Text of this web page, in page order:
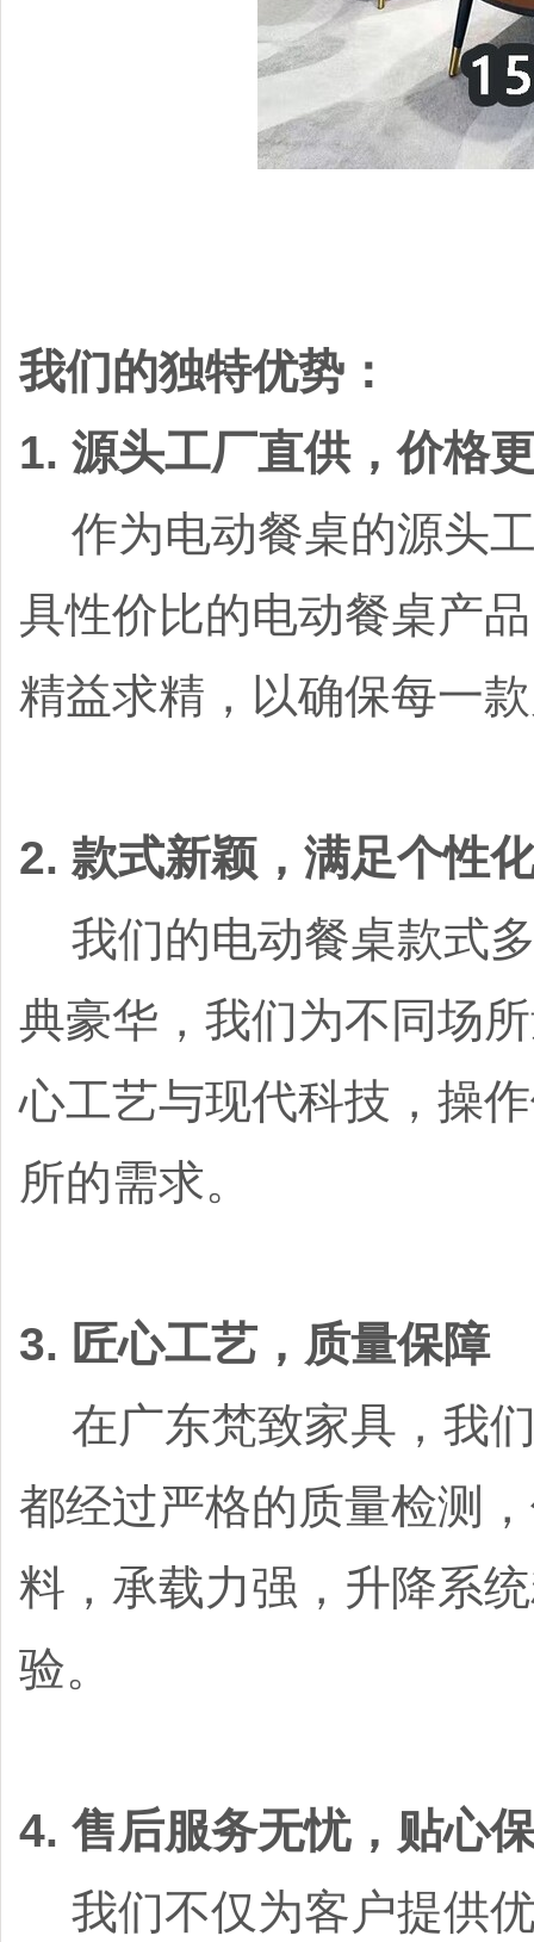
我们的独特优势：
1. 源头工厂直供，价格
作为电动餐桌的源头
具性价比的电动餐桌产
精益求精，以确保每一
2. 款式新颖，满足个性
我们的电动餐桌款式
典豪华，我们为不同场
心工艺与现代科技，操
所的需求。
3. 匠心工艺，质量保障
在广东梵致家具，我
都经过严格的质量检测
料，承载力强，升降系
验。
4. 售后服务无忧，贴心
我们不仅为客户提供